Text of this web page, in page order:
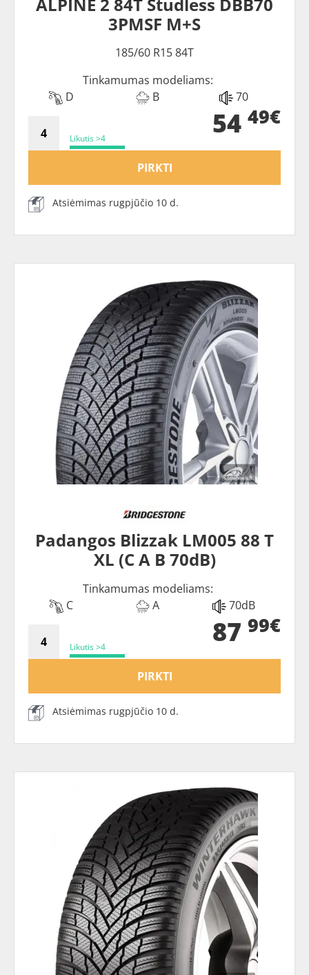
3PMSF M+S
185/60 R15 84T
Tinkamumas modeliams:
D
B 70
Likutis >4 54 49€
PIRKTI
Atsiėmimas rugpjūčio 10 d.
Padangos Blizzak LM005 88 T
XL (C A B 70dB)
Tinkamumas modeliams:
C
A 70dB
Likutis >4 87 99€
PIRKTI
Atsiėmimas rugpjūčio 10 d.